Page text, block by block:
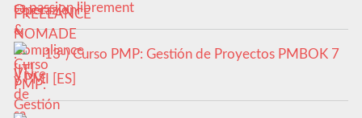
sa passion librement
13-) Curso PMP: Gestión de Proyectos PMBOK 7
y PMI [ES]